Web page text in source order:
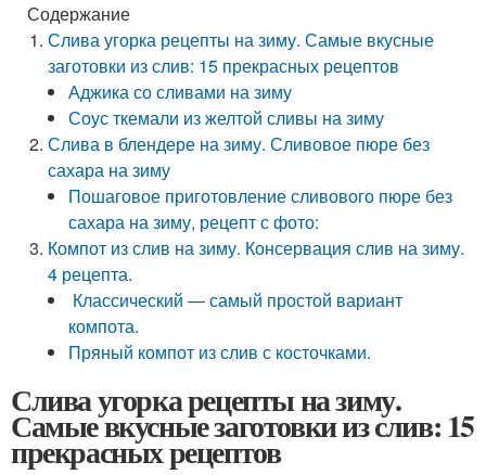
Содержание
Слива угорка рецепты на зиму. Самые вкусные
заготовки из слив: 15 прекрасных рецептов
Аджика со сливами на зиму
Соус ткемали из желтой сливы на зиму
Слива в блендере на зиму. Сливовое пюре без
сахара на зиму
Пошаговое приготовление сливового пюре без
сахара на зиму, рецепт с фото:
Компот из слив на зиму. Консервация слив на зиму.
4 рецепта.
Классический — самый простой вариант
компота.
Пряный компот из слив с косточками.
Слива угорка рецепты на зиму.
Самые вкусные заготовки из слив: 15
прекрасных рецептов